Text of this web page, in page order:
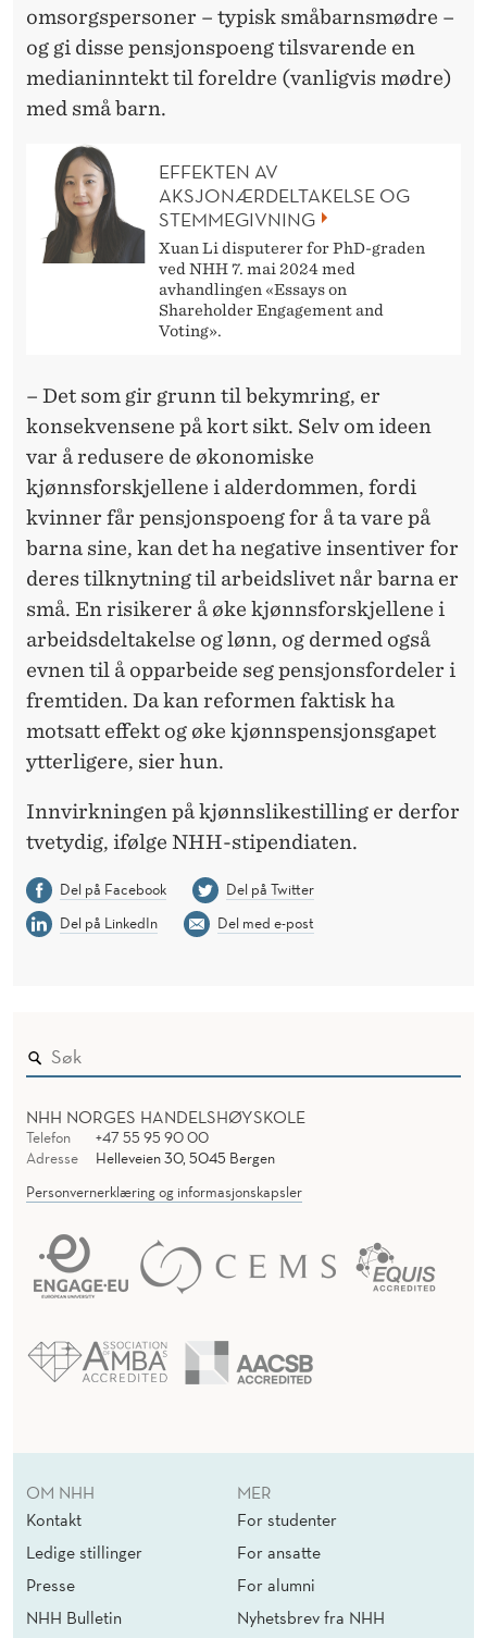
omsorgspersoner – typisk småbarnsmødre –
og gi disse pensjonspoeng tilsvarende en
medianinntekt til foreldre (vanligvis mødre)
med små barn.
EFFEKTEN AV
AKSJONÆRDELTAKELSE OG
STEMMEGIVNING
Xuan Li disputerer for PhD-graden
ved NHH 7. mai 2024 med
avhandlingen «Essays on
Shareholder Engagement and
Voting».
– Det som gir grunn til bekymring, er
konsekvensene på kort sikt. Selv om ideen
var å redusere de økonomiske
kjønnsforskjellene i alderdommen, fordi
kvinner får pensjonspoeng for å ta vare på
barna sine, kan det ha negative insentiver for
deres tilknytning til arbeidslivet når barna er
små. En risikerer å øke kjønnsforskjellene i
arbeidsdeltakelse og lønn, og dermed også
evnen til å opparbeide seg pensjonsfordeler i
fremtiden. Da kan reformen faktisk ha
motsatt effekt og øke kjønnspensjonsgapet
ytterligere, sier hun.
Innvirkningen på kjønnslikestilling er derfor
tvetydig, ifølge NHH-stipendiaten.
Del på Facebook
Del på Twitter
Del på LinkedIn
Del med e-post
NHH NORGES HANDELSHØYSKOLE
Telefon
+47 55 95 90 00
Adresse
Helleveien 30, 5045 Bergen
Personvernerklæring og informasjonskapsler
OM NHH
Kontakt
Ledige stillinger
Presse
NHH Bulletin
MER
For studenter
For ansatte
For alumni
Nyhetsbrev fra NHH